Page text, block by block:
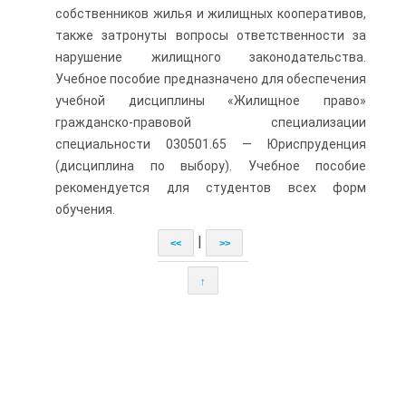
собственников жилья и жилищных кооперативов,
также затронуты вопросы ответственности за
нарушение жилищного законодательства.
Учебное пособие предназначено для обеспечения
учебной дисциплины «Жилищное право»
гражданско-правовой специализации
специальности 030501.65 — Юриспруденция
(дисциплина по выбору). Учебное пособие
рекомендуется для студентов всех форм
обучения.
<< >>
↑